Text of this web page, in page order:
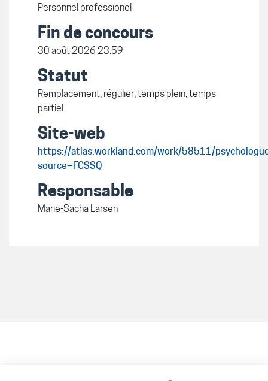
Personnel professionel
Fin de concours
30 août 2026 23:59
Statut
Remplacement, régulier, temps plein, temps
partiel
Site-web
https://atlas.workland.com/work/58511/
source=FCSSQ
Responsable
Marie-Sacha Larsen